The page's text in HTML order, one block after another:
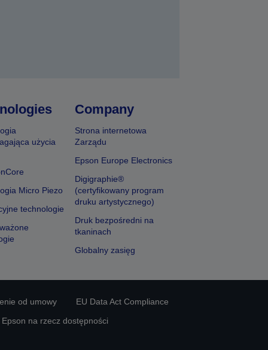
użycia
Micro Piezo
technologie
Company
Strona internetowa
Zarządu
Epson Europe Electronics
Digigraphie®
(certyfikowany program
druku artystycznego)
Druk bezpośredni na
tkaninach
Globalny zasięg
od umowy
EU Data Act Compliance
Epson na rzecz dostępności